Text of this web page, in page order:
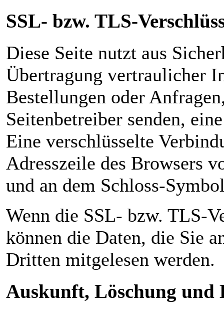
SSL- bzw. TLS-
Diese Seite nutzt aus
Übertragung vertraulicher
Bestellungen oder
Seitenbetreiber senden,
Eine verschlüsselte
Adresszeile des Browsers
und an dem Schloss-
Wenn die SSL- bzw. TLS-
können die Daten, die Sie
Dritten mitgelesen werden.
Auskunft, Löschung und